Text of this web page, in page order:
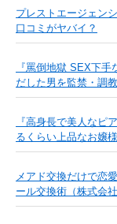
プレストエージェン
口コミがヤバイ？
『罵倒地獄 SEX下
だした男を監禁・調
『高身長で美人なピ
るくらい上品なお嬢
メアド交換だけで恋
ール交換術（株式会